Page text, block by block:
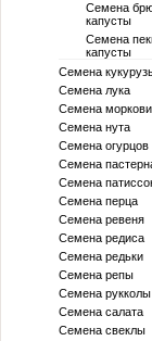
Семена
капусты
Семена
капусты
Семена
Семена лука
Семена моркови
Семена нута
Семена огурцов
Семена
Семена
Семена перца
Семена ревеня
Семена редиса
Семена редьки
Семена репы
Семена рукколы
Семена салата
Семена свеклы